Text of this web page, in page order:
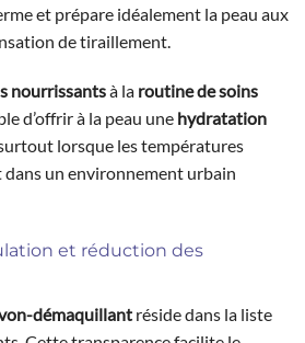
et prépare idéalement la peau aux
de tiraillement.
nourrissantsà la routine de soins
d’offrir à la peau une hydratation
lorsque les températures
dans un environnement urbain
et réduction des
démaquillant réside dans la liste